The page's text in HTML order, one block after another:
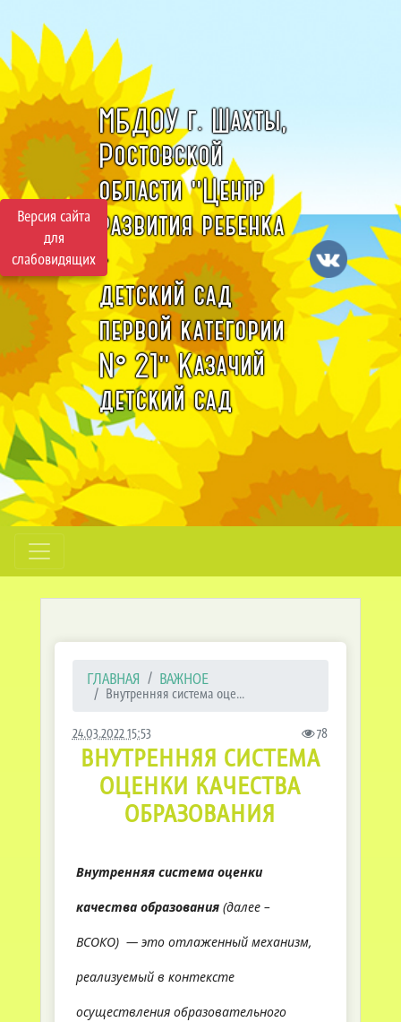
Версия сайта
для
слабовидящих
МБДОУ г. Шахты,
Ростовской
области "Центр
развития ребенка
-
детский сад
первой категории
№ 21" Казачий
детский сад
ГЛАВНАЯ ВАЖНОЕ
Внутренняя система оце...
24.03.2022 15:53 78
ВНУТРЕННЯЯ СИСТЕМА
ОЦЕНКИ КАЧЕСТВА
ОБРАЗОВАНИЯ
Внутренняя система оценки
качества образования(далее –
ВСОКО) — это отлаженный механизм,
реализуемый в контексте
осуществления образовательного